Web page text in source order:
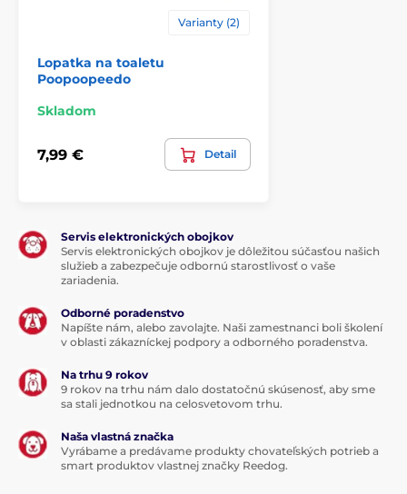
Varianty (2)
Lopatka na toaletu
Poopoopeedo
Skladom
7,99 € Detail
Servis elektronických obojkov
Servis elektronických obojkov je dôležitou súčasťou našich
služieb a zabezpečuje odbornú starostlivosť o vaše
zariadenia.
Odborné poradenstvo
Napíšte nám, alebo zavolajte. Naši zamestnanci boli školení
v oblasti zákazníckej podpory a odborného poradenstva.
Na trhu 9 rokov
9 rokov na trhu nám dalo dostatočnú skúsenosť, aby sme
sa stali jednotkou na celosvetovom trhu.
Naša vlastná značka
Vyrábame a predávame produkty chovateľských potrieb a
smart produktov vlastnej značky Reedog.